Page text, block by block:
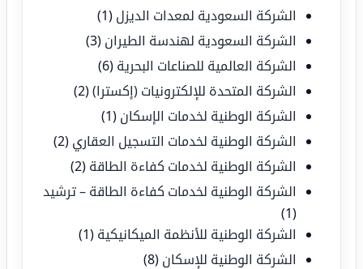
الشركة السعودية لمعدات الديزل (1)
الشركة السعودية لهندسة الطيران (3)
الشركة العالمية للصناعات البحرية (6)
الشركة المتحدة للإلكترونيات (إكسترا)(2)
الشركة الوطنية لخدمات الإسكان (1)
الشركة الوطنية لخدمات التسجيل العقاري (2)
الشركة الوطنية لخدمات كفاءة الطاقة (2)
الشركة الوطنية لخدمات كفاءة الطاقة – ترشيد
(1)
الشركة الوطنية للأنظمة الميكانيكية (1)
الشركة الوطنية للإسكان (8)